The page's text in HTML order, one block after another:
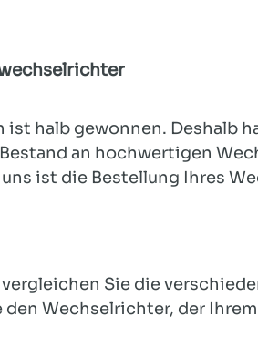
ist halb gewonnen. Deshalb
an hochwertigen
ist die Bestellung Ihres
Sie die
Wechselrichter, der